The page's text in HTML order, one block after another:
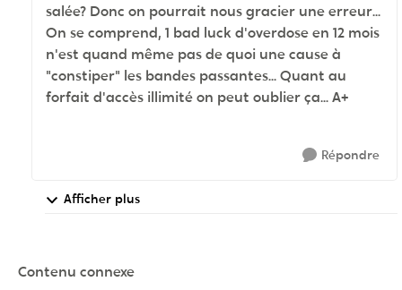
salée? Donc on pourrait nous gracier une erreur...
On se comprend, 1 bad luck d'overdose en 12 mois
n'est quand même pas de quoi une cause à
"constiper" les bandes passantes... Quant au
forfait d'accès illimité on peut oublier ça... A+
Répondre
Afficher plus
Contenu connexe